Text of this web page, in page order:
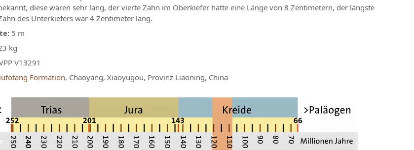
diese waren sehr lang, der vierte Zahn im Oberkiefer hatte eine Länge von 8 Zentimetern, der längste
des Unterkiefers war 4 Zentimeter lang.
5 m
kg
V13291
Formation, Chaoyang, Xiaoyugou, Provinz Liaoning, China